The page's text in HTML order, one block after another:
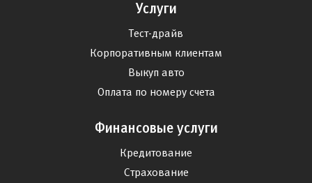
Услуги
Тест-драйв
Корпоративным клиентам
Выкуп авто
Оплата по номеру счета
Финансовые услуги
Кредитование
Страхование